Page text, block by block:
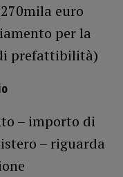
euro
per la
prefattibilità)
– importo di
– riguarda